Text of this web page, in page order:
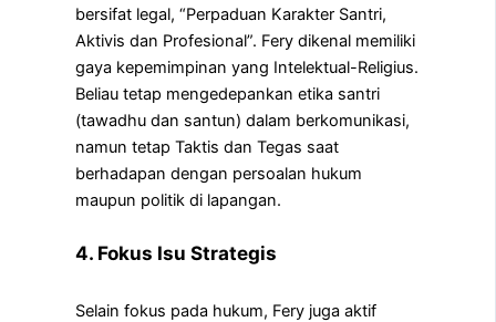
bersifat legal, “Perpaduan Karakter Santri,
Aktivis dan Profesional”. Fery dikenal memiliki
gaya kepemimpinan yang Intelektual-Religius.
Beliau tetap mengedepankan etika santri
(tawadhu dan santun) dalam berkomunikasi,
namun tetap Taktis dan Tegas saat
berhadapan dengan persoalan hukum
maupun politik di lapangan.
4. Fokus Isu Strategis
Selain fokus pada hukum, Fery juga aktif